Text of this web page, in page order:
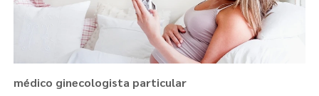
médico ginecologista particular